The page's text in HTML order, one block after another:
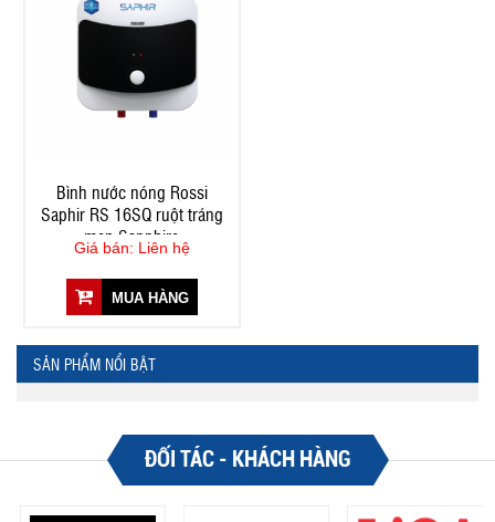
Bình nước nóng Rossi
Saphir RS 16SQ ruột tráng
men Sapphire
Giá bán: Liên hệ
MUA HÀNG
SẢN PHẨM NỔI BẬT
ĐỐI TÁC - KHÁCH HÀNG